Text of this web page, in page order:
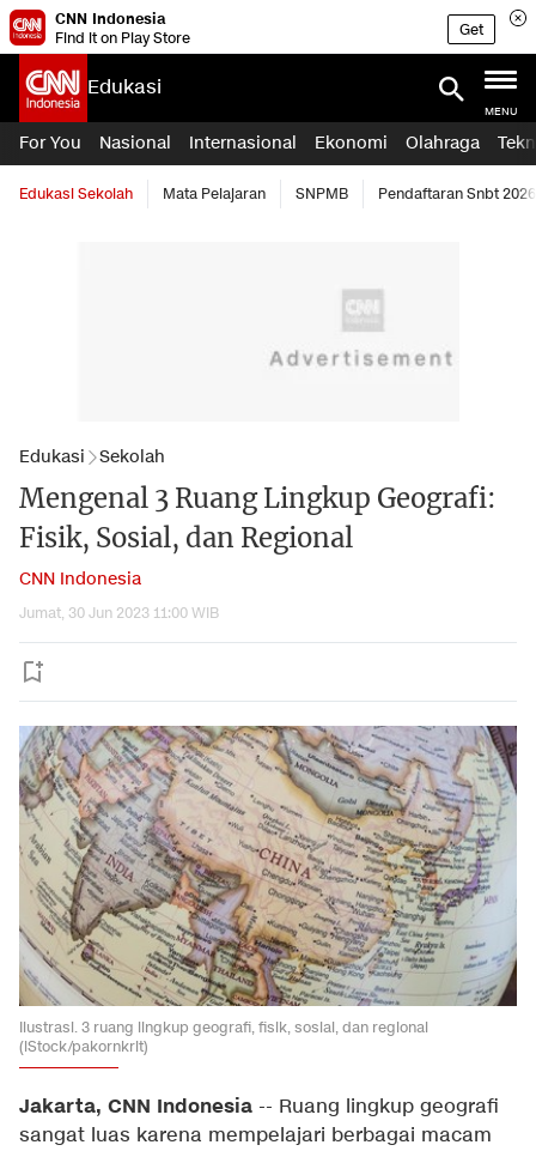
CNN Indonesia
Find it on Play Store
Get
Edukasi
MENU
For You Nasional Internasional Ekonomi Olahraga
Edukasi Sekolah Mata Pelajaran SNPMB Pendaftaran Snbt 2026
Edukasi Sekolah
Mengenal 3 Ruang Lingkup Geografi:
Fisik, Sosial, dan Regional
CNN Indonesia
Jumat, 30 Jun 2023 11:00 WIB
Ilustrasi. 3 ruang lingkup geografi, fisik, sosial, dan regional
(iStock/pakornkrit)
Jakarta, CNN Indonesia -- Ruang lingkup geografi
sangat luas karena mempelajari berbagai macam